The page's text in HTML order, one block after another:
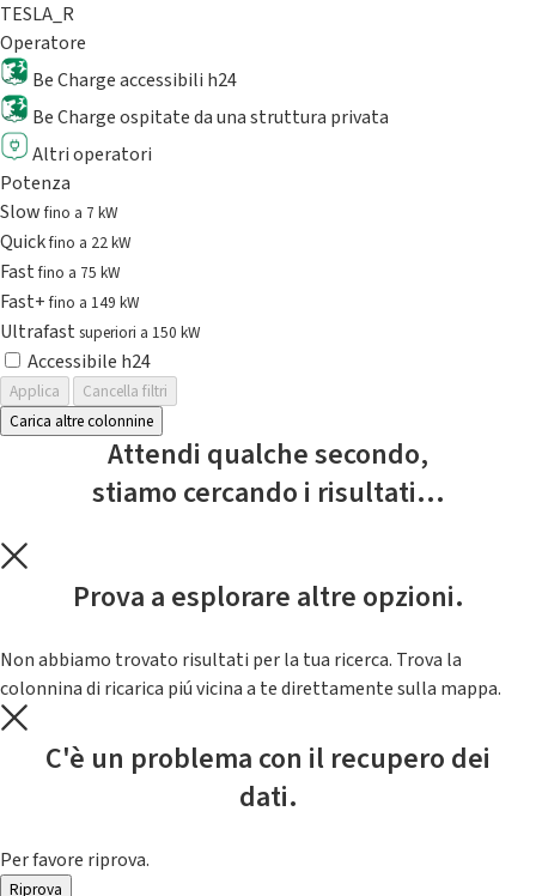
TESLA_R
Operatore
Be Charge accessibili h24
Be Charge ospitate da una struttura privata
Altri operatori
Potenza
Slowfino a 7 kW
Quickfino a 22 kW
Fastfino a 75 kW
Fast+fino a 149 kW
Ultrafast superiori a 150 kW
Accessibile h24
Applica
Cancella filtri
Carica altre colonnine
Attendi qualche secondo,
stiamo cercando i risultati...
Prova a esplorare altre opzioni.
Non abbiamo trovato risultati per la tua ricerca. Trova la
colonnina di ricarica piú vicina a te direttamente sulla mappa.
C'è un problema con il recupero dei
dati.
Per favore riprova.
Riprova